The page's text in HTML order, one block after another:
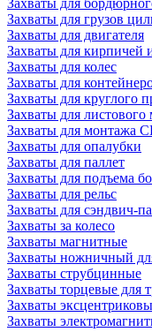
Захваты для
Захваты для грузов
Захваты для двигателя
Захваты для кирпичей
Захваты для колес
Захваты для
Захваты для круглого
Захваты для листового
Захваты для монтажа
Захваты для опалубки
Захваты для паллет
Захваты для подъема
Захваты для рельс
Захваты для сэндвич-
Захваты за колесо
Захваты магнитные
Захваты ножничный
Захваты струбцинные
Захваты торцевые для
Захваты
Захваты